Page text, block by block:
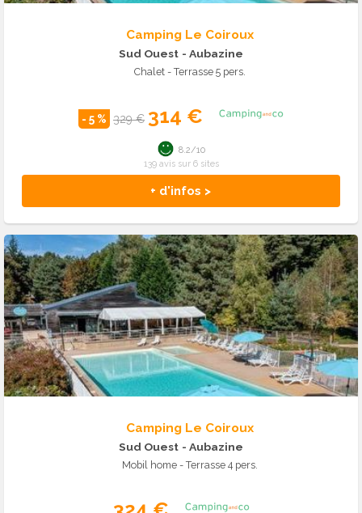
Camping Le Coiroux
Sud Ouest - Aubazine
Chalet - Terrasse 5 pers.
- 5 % 329 € 314 €
+ d'infos >
8.2/10
139 avis sur 6 sites
Camping Le Coiroux
Sud Ouest - Aubazine
Mobil home - Terrasse 4 pers.